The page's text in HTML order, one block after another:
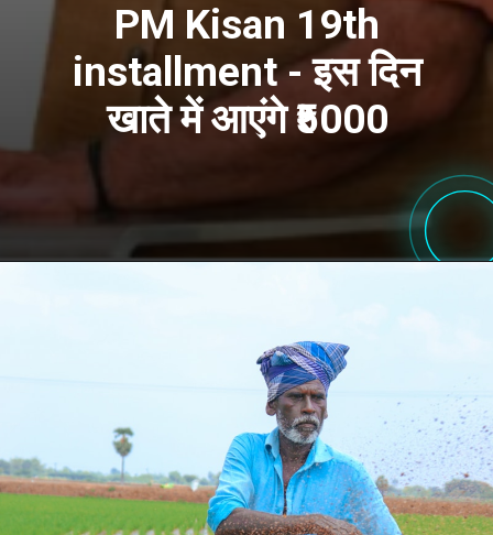
PM Kisan 19th
installment - इस दिन
खाते में आएंगे ₹5000